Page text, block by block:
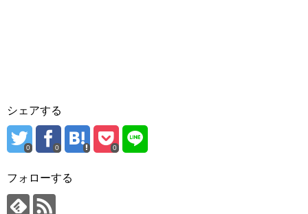
シェアする
0 0 0
フォローする